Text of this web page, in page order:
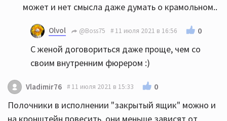
может и нет смысла даже думать о крамольном..
Olvol @Boss75 11 июля 2021 в 16:56 0
С женой договориться даже проще, чем со
своим внутренним фюрером :)
Vladimir76 11 июля 2021 в 15:33 0
Полочники в исполнении "закрытый ящик" можно и
на кронштейн повесить, они меньше зависят от